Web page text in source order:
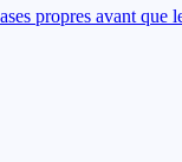
propres avant que